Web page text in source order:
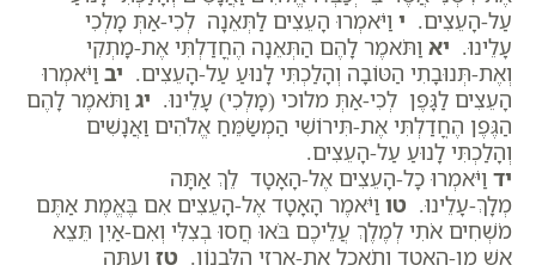
עַל-הָעֵצִים. י וַיֹּאמְרוּ הָעֵצִים לַתְּאֵנָה לְכִי-אַתְּ מָלְכִי
עָלֵינוּ. יא וַתֹּאמֶר לָהֶם הַתְּאֵנָה הֶחֳדַלְתִּי אֶת-מָתְקִי
וְאֶת-תְּנוּבָתִי הַטּוֹבָה וְהָלַכְתִּי לָנוּעַ עַל-הָעֵצִים. יב וַיֹּאמְרוּ
הָעֵצִים לַגָּפֶן לְכִי-אַתְּ מלוכי (מָלְכִי) עָלֵינוּ. יג וַתֹּאמֶר לָהֶם
הַגֶּפֶן הֶחֳדַלְתִּי אֶת-תִּירוֹשִׁי הַמְשַׂמֵּחַ אֱלֹהִים וַאֲנָשִׁים
וְהָלַכְתִּי לָנוּעַ עַל-הָעֵצִים.
יד וַיֹּאמְרוּ כָל-הָעֵצִים אֶל-הָאָטָד לֵךְ אַתָּה
מְלָךְ-עָלֵינוּ. טו וַיֹּאמֶר הָאָטָד אֶל-הָעֵצִים אִם בֶּאֱמֶת אַתֶּם
מֹשְׁחִים אֹתִי לְמֶלֶךְ עֲלֵיכֶם בֹּאוּ חֲסוּ בְצִלִּי וְאִם-אַיִן תֵּצֵא
אֵשׁ מִן-הָאָטָד וְתֹאכַל אֶת-אַרְזֵי הַלְּבָנוֹן. טז וְעַתָּה